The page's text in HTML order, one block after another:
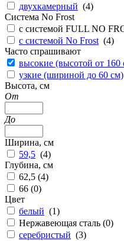
двухкамерный (4)
Система No Frost
с системой FULL NO
с системой No Frost (4)
Часто спрашивают
высокие (высотой от 160
узкие (шириной до 60 см)
Высота, см
От
До
Ширина, см
59,5 (4)
Глубина, см
62,5 (4)
66 (0)
Цвет
белый (1)
Нержавеющая сталь (0)
серебристый (3)